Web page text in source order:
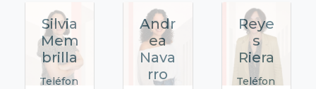
Silvia
Mem
brilla
Teléfon
Andr
ea
Nava
rro
Reye
s
Riera
Teléfon